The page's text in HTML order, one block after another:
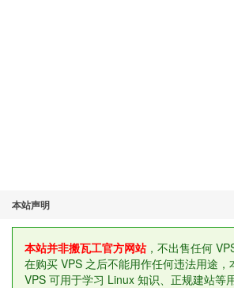
本站声明
本站并非搬瓦工官方网站，不出售任何
在购买 VPS 之后不能用作任何违法用途
VPS 可用于学习 Linux 知识、正规建站等用